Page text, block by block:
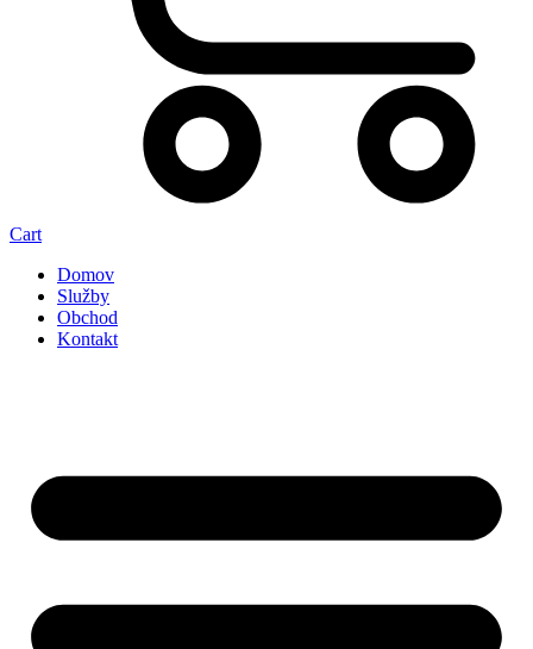
Cart
Domov
Služby
Obchod
Kontakt